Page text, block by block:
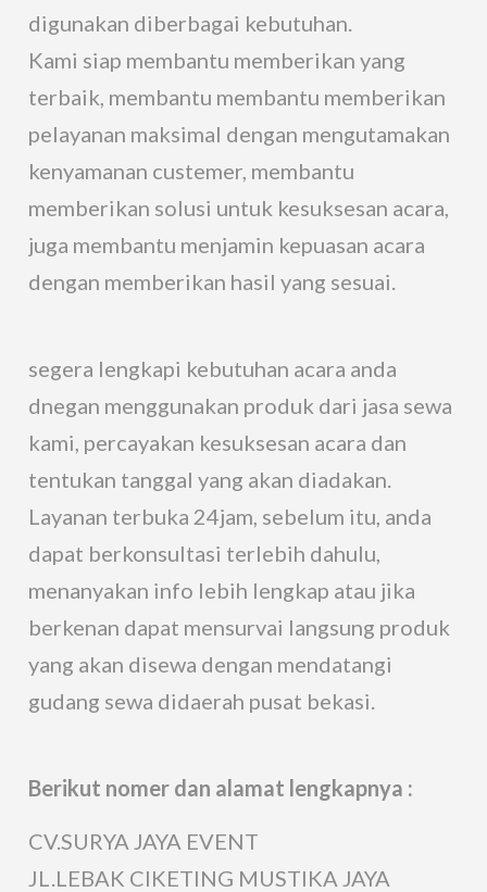
digunakan diberbagai kebutuhan.
Kami siap membantu memberikan yang
terbaik, membantu membantu memberikan
pelayanan maksimal dengan mengutamakan
kenyamanan custemer, membantu
memberikan solusi untuk kesuksesan acara,
juga membantu menjamin kepuasan acara
dengan memberikan hasil yang sesuai.
segera lengkapi kebutuhan acara anda
dnegan menggunakan produk dari jasa sewa
kami, percayakan kesuksesan acara dan
tentukan tanggal yang akan diadakan.
Layanan terbuka 24jam, sebelum itu, anda
dapat berkonsultasi terlebih dahulu,
menanyakan info lebih lengkap atau jika
berkenan dapat mensurvai langsung produk
yang akan disewa dengan mendatangi
gudang sewa didaerah pusat bekasi.
Berikut nomer dan alamat lengkapnya :
CV.SURYA JAYA EVENT
JL.LEBAK CIKETING MUSTIKA JAYA